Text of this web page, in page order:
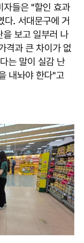
자들은 "할인 효과
다. 서대문구에 거
보고 일부러 나
격과 큰 차이가 없
는 말이 실감 난
내놔야 한다"고